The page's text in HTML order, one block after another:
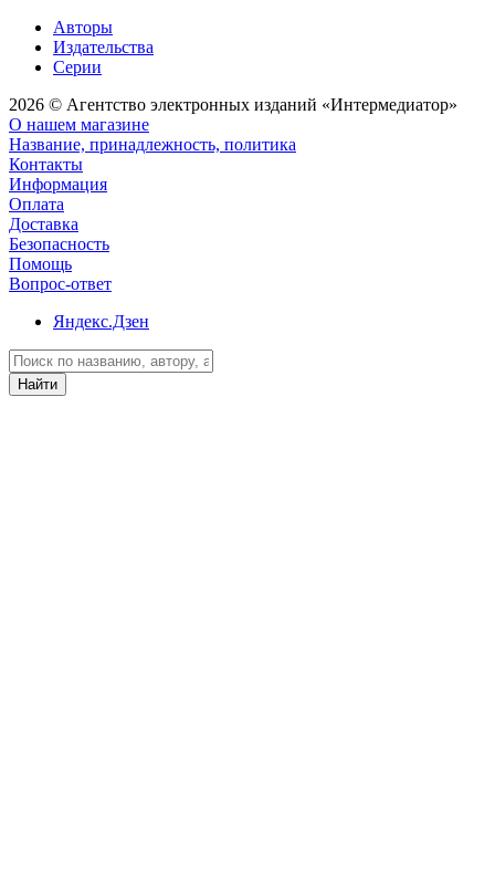
Авторы
Издательства
Серии
2026 © Агентство электронных изданий «Интермедиатор»
О нашем магазине
Название, принадлежность, политика
Контакты
Информация
Оплата
Доставка
Безопасность
Помощь
Вопрос-ответ
Яндекс.Дзен
Найти